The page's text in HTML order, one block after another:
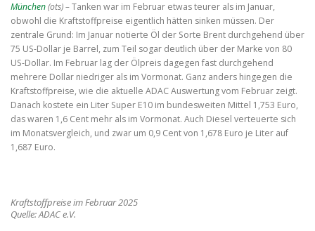
München(ots) –Tanken war im Februar etwas teurer als im Januar,
obwohl die Kraftstoffpreise eigentlich hätten sinken müssen. Der
zentrale Grund: Im Januar notierte Öl der Sorte Brent durchgehend über
75 US-Dollar je Barrel, zum Teil sogar deutlich über der Marke von 80
US-Dollar. Im Februar lag der Ölpreis dagegen fast durchgehend
mehrere Dollar niedriger als im Vormonat. Ganz anders hingegen die
Kraftstoffpreise, wie die aktuelle ADAC Auswertung vom Februar zeigt.
Danach kostete ein Liter Super E10 im bundesweiten Mittel 1,753 Euro,
das waren 1,6 Cent mehr als im Vormonat. Auch Diesel verteuerte sich
im Monatsvergleich, und zwar um 0,9 Cent von 1,678 Euro je Liter auf
1,687 Euro.
Kraftstoffpreise im Februar 2025
Quelle: ADAC e.V.